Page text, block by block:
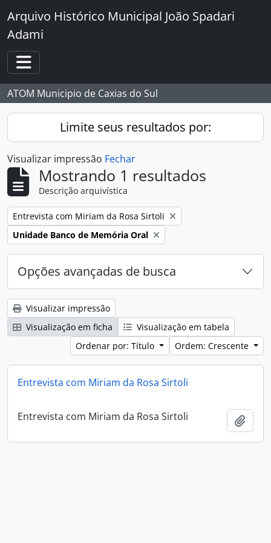
Skip to main content
Arquivo Histórico Municipal João Spadari
Adami
Toggle navigation
ATOM Municipio de Caxias do Sul
Limite seus resultados por:
Visualizar impressão Fechar
Mostrando 1 resultados
Descrição arquivística
Remover filtro:
Entrevista com Miriam da Rosa Sirtoli
Remover filtro:
Unidade Banco de Memória Oral
Opções avançadas de busca
Visualizar impressão
Visualização em ficha
Visualização em tabela
Ordenar por: Título
Ordem: Crescente
Entrevista com Miriam da Rosa Sirtoli
Entrevista com Miriam da Rosa Sirtoli